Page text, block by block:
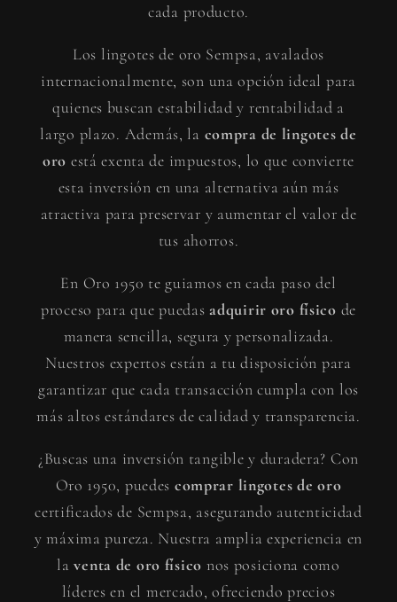
cada producto.
Los lingotes de oro Sempsa, avalados
internacionalmente, son una opción ideal para
quienes buscan estabilidad y rentabilidad a
largo plazo. Además, la compra de lingotes de
oro está exenta de impuestos, lo que convierte
esta inversión en una alternativa aún más
atractiva para preservar y aumentar el valor de
tus ahorros.
En Oro 1950 te guiamos en cada paso del
proceso para que puedasadquirir oro físico de
manera sencilla, segura y personalizada.
Nuestros expertos están a tu disposición para
garantizar que cada transacción cumpla con los
más altos estándares de calidad y transparencia.
¿Buscas una inversión tangible y duradera? Con
Oro 1950, puedes comprar lingotes de oro
certificados de Sempsa, asegurando autenticidad
y máxima pureza. Nuestra amplia experiencia en
laventa de oro físico nos posiciona como
líderes en el mercado, ofreciendo precios